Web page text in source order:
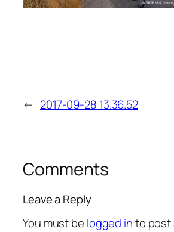
← 2017-09-28 13.36.52
Comments
Leave a Reply
You must be logged into post